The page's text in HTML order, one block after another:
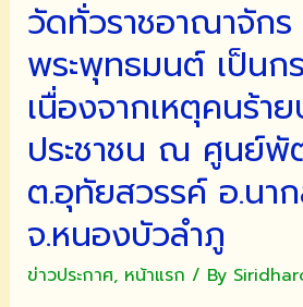
พระพุทธ
มนต์-
สวด
พระ
อภิธรรม
นั่ง
สมาธิ
แผ่
เมตตา
วัดทั่วราชอาณาจัก
พระพุทธมนต์ เป็น
เนื่องจากเหตุคนร้า
ประชาชน ณ ศูนย์พั
ต.อุทัยสวรรค์ อ.นา
จ.หนองบัวลำภู
ข่าวประกาศ, หน้าแรก / By